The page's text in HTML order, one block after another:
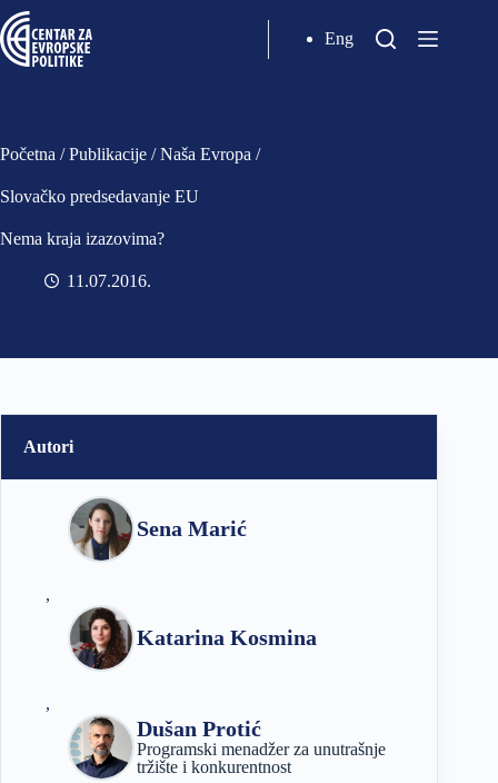
Eng
Početna /Publikacije /Naša Evropa /
Slovačko predsedavanje EU
Nema kraja izazovima?
11.07.2016
Autori
Sena Marić
,
Katarina Kosmina
,
Dušan Protić
Programski menadžer za unutrašnje
tržište i konkurentnost